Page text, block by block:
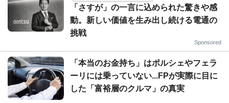
「さすが」の一言に込められた驚きや感
動。新しい価値を生み出し続ける電通の
挑戦
Sponsored
「本当のお金持ち」はポルシェやフェラ
ーリには乗っていない...FPが実際に目に
した「富裕層のクルマ」の真実